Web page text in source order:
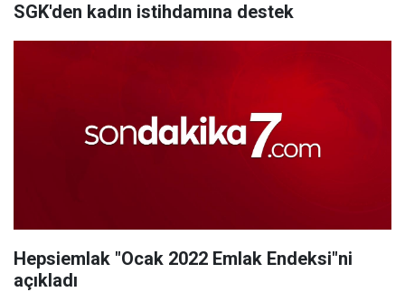
SGK'den kadın istihdamına destek
Hepsiemlak "Ocak 2022 Emlak Endeksi"ni
açıkladı